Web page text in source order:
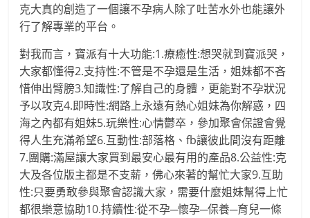
克大真的創造了一個讓不孕病人除了吐苦水外也能讓外
行了解專業的平台。
對我而言，寶派有十大功能:1.療癒性:想哭就到寶派哭，
大家都懂得2.支持性:不管是不孕還是生活，姐妹都不吝
惜伸出臂膀3.知識性:了解自己的身體，更能對不孕狀況
予以攻克4.即時性:網路上永遠有熱心姐妹為你解惑，四
海之內都有姐妹5.玩樂性:心情鬱卒，參加聚會保證會覺
得人生充滿希望6.互動性:部落格、fb讓彼此間沒有距離
7.團購:滿屋讓大家買到最安心最有用的產品8.公益性:克
大及各位版主都是不支薪，佛心來著的幫忙大家9.互助
性:只要勇敢參與聚會認識大家，需要什麼姐妹幫得上忙
都很樂意協助10.持續性:從不孕─懷孕─保養─育兒一條